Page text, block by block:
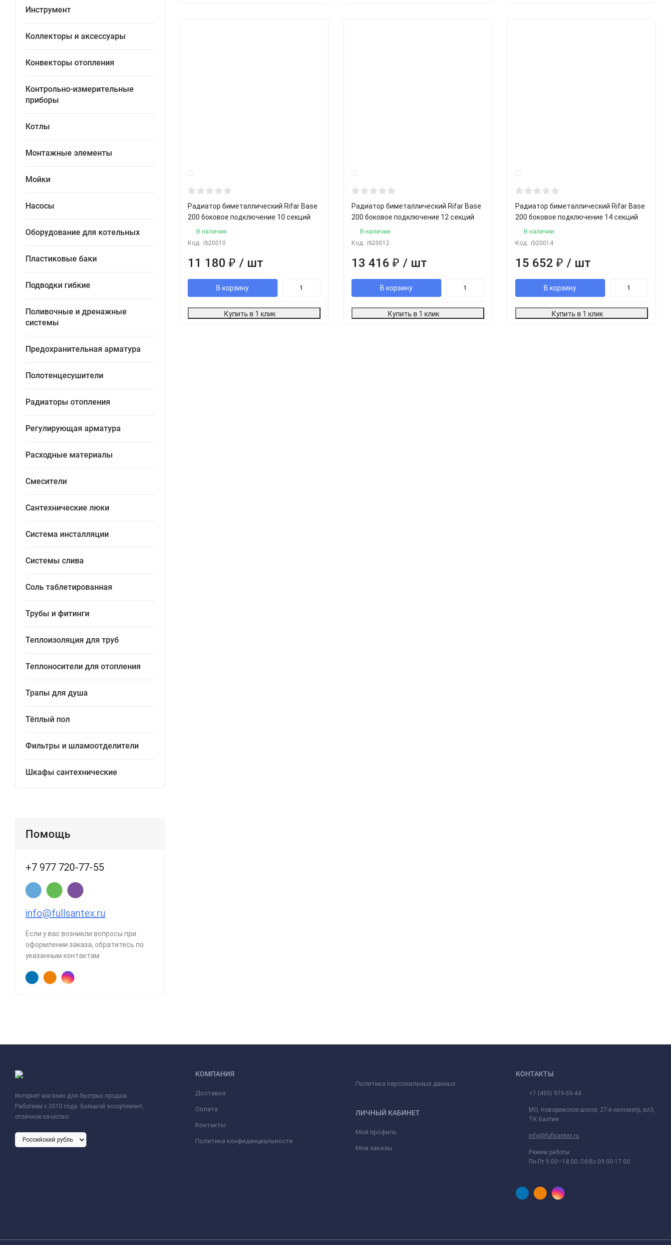
Инструмент
Коллекторы и аксессуары
Конвекторы отопления
Контрольно-измерительные
приборы
Котлы
Монтажные элементы
Мойки
Насосы
Оборудование для котельных
Пластиковые баки
Подводки гибкие
Поливочные и дренажные
системы
Предохранительная арматура
Полотенцесушители
Радиаторы отопления
Регулирующая арматура
Расходные материалы
Смесители
Сантехнические люки
Система инсталляции
Системы слива
Соль таблетированная
Трубы и фитинги
Теплоизоляция для труб
Теплоносители для отопления
Трапы для душа
Тёплый пол
Фильтры и шламоотделители
Шкафы сантехнические
Помощь
+7 977 720-77-55
info@fullsantex.ru
Если у вас возникли вопросы при
оформлении заказа, обратитесь по
указанным контактам.
Радиатор биметаллический Rifar Base
200 боковое подключение 10 секций
В наличии
Код: rb20010
11 180 ₽ / шт
В корзину
Купить в 1 клик
Радиатор биметаллический Rifar Base
200 боковое подключение 12 секций
В наличии
Код: rb20012
13 416 ₽ / шт
В корзину
Купить в 1 клик
Радиатор биметаллический Rifar Base
200 боковое подключение 14 секций
В наличии
Код: rb20014
15 652 ₽ / шт
В корзину
Купить в 1 клик
Интернет магазин для быстрых продаж.
Работаем с 2010 года. Большой ассортимент,
отличное качество.
КОМПАНИЯ
Доставка
Оплата
Контакты
Политика конфиденциальности
Политика персональных данных
ЛИЧНЫЙ КАБИНЕТ
Мой профиль
Мои заказы
КОНТАКТЫ
+7 (495) 979-55-44
МО, Новорижское шоссе, 27-й километр, вл3,
ТК Балтия
info@fullsantex.ru
Режим работы:
Пн-Пт 9:00—18:00; Сб-Вс 09:00-17:00